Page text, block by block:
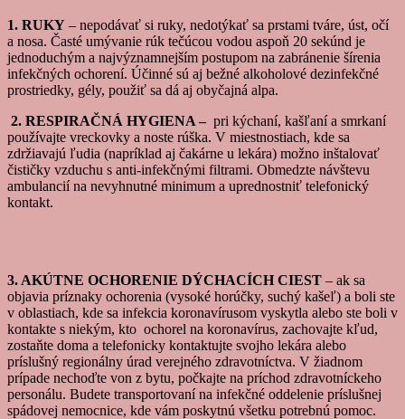
1. RUKY – nepodávať si ruky, nedotýkať sa prstami tváre, úst, očí
a nosa. Časté umývanie rúk tečúcou vodou aspoň 20 sekúnd je
jednoduchým a najvýznamnejším postupom na zabránenie šírenia
infekčných ochorení. Účinné sú aj bežné alkoholové dezinfekčné
prostriedky, gély, použiť sa dá aj obyčajná alpa.
2. RESPIRAČNÁ HYGIENA –pri kýchaní, kašľaní a smrkaní
používajte vreckovky a noste rúška. V miestnostiach, kde sa
zdržiavajú ľudia (napríklad aj čakárne u lekára) možno inštalovať
čističky vzduchu s anti-infekčnými filtrami. Obmedzte návštevu
ambulancií na nevyhnutné minimum a uprednostniť telefonický
kontakt.
3. AKÚTNE OCHORENIE DÝCHACÍCH CIEST – ak sa
objavia príznaky ochorenia (vysoké horúčky, suchý kašeľ) a boli ste
v oblastiach, kde sa infekcia koronavírusom vyskytla alebo ste boli v
kontakte s niekým, kto ochorel na koronavírus, zachovajte kľud,
zostaňte doma a telefonicky kontaktujte svojho lekára alebo
príslušný regionálny úrad verejného zdravotníctva. V žiadnom
prípade nechoďte von z bytu, počkajte na príchod zdravotníckeho
personálu. Budete transportovaní na infekčné oddelenie príslušnej
spádovej nemocnice, kde vám poskytnú všetku potrebnú pomoc.